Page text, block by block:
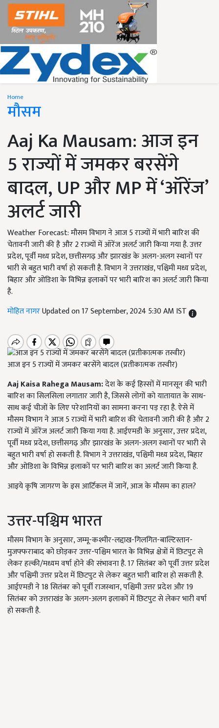
Home
मौसम
Aaj Ka Mausam: आज इन
5 राज्यों में जमकर बरसेंगे
बादल, UP और MP में ‘ऑरेंज’
अलर्ट जारी
Weather Forecast: मौसम विभाग ने आज 5 राज्यों में भारी बारिश की
चेतावनी जारी की है और 2 राज्यों में ऑरेंज अलर्ट जारी किया गया है. उत्तर
प्रदेश, पूर्वी मध्य प्रदेश, छत्तीसगढ़ और झारखंड के अलग-अलग स्थानों पर
भारी से बहुत भारी वर्षा हो सकती है. विभाग ने उत्तराखंड, पश्चिमी मध्य प्रदेश,
बिहार और ओडिशा के विभिन्न इलाकों पर भारी बारिश का अलर्ट जारी किया
है.
मोहित नागरUpdated on 17 September, 2024 5:30 AM IST
आज इन 5 राज्यों में जमकर बरसेंगे बादल (प्रतीकात्मक तस्वीर)
Aaj Kaisa Rahega Mausam:देश के कई हिस्सों में मानसून की भारी
बारिश का सिलसिला लगातार जारी है, जिससे लोगों को यातायात के साथ-
साथ कई चीजों के लिए परेशानियों का सामना करना पड़ रहा है. ऐसे में
मौसम विभाग ने आज 5 राज्यों में भारी बारिश की चेतावनी जारी की है और 2
राज्यों में ऑरेंज अलर्ट जारी किया गया है. आईएमडी के अनुसार, उत्तर प्रदेश,
पूर्वी मध्य प्रदेश, छत्तीसगढ़ और झारखंड के अलग-अलग स्थानों पर भारी से
बहुत भारी वर्षा हो सकती है. विभाग ने उत्तराखंड, पश्चिमी मध्य प्रदेश, बिहार
और ओडिशा के विभिन्न इलाकों पर भारी बारिश का अलर्ट जारी किया है.
आइये कृषि जागरण के इस आर्टिकल में जानें, आज के मौसम का हाल?
उत्तर-पश्चिम भारत
मौसम विभाग के अनुसार, जम्मू-कश्मीर-लद्दाख-गिलगित-बाल्टिस्तान-
मुजफ्फराबाद को छोड़कर उत्तर-पश्चिम भारत के विभिन्न क्षेत्रों में छिटपुट से
लेकर हल्की/मध्यम वर्षा होने की संभावना है. 17 सितंबर को पूर्वी उत्तर प्रदेश
और पश्चिमी उत्तर प्रदेश में छिटपुट से लेकर बहुत भारी बारिश हो सकती है.
आईएमडी ने 18 सितंबर को पूर्वी राजस्थान, पश्चिमी उत्तर प्रदेश और 19
सितंबर को उत्तराखंड के अलग-अलग इलाकों में छिटपुट से लेकर भारी वर्षा
हो सकती है.